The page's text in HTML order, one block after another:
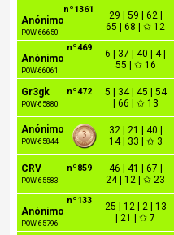
nº1361
Anónimo
POW-66650
29 | 59 | 62 |
65 | 68 | ✩ 12
nº469
Anónimo
POW-66061
6 | 37 | 40 | 4 |
55 | ✩ 16
nº472
Gr3gk
POW-65880
5 | 34 | 45 | 54
| 66 | ✩ 13
Anónimo
POW-65844
32 | 21 | 40 |
14 | 33 | ✩ 3
nº859
CRV
POW-65583
46 | 41 | 67 |
24 | 12 | ✩ 23
nº133
Anónimo
POW-65796
25 | 12 | 2 | 13
| 21 | ✩ 7